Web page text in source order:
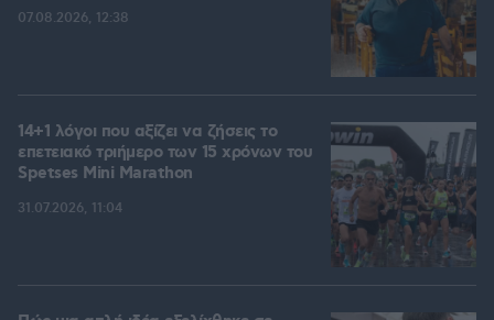
07.08.2026, 12:38
14+1 λόγοι που αξίζει να ζήσεις το
επετειακό τριήμερο των 15 χρόνων του
Spetses Mini Marathon
31.07.2026, 11:04